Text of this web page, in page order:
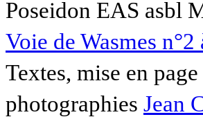
Poseidon EAS asbl
Voie de Wasmes
Textes, mise en
photographies Jean